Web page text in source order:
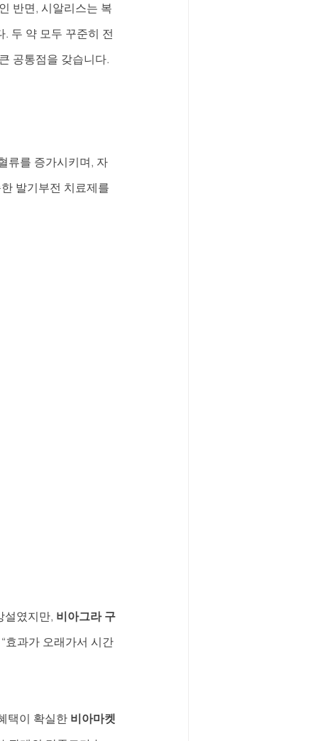
반면, 시알리스는 복
. 두 약 모두 꾸준히 전
공통점을 갖습니다.
류를 증가시키며, 자
발기부전 치료제를
설였지만, 비아그라 구
효과가 오래가서 시간
택이 확실한 비아마켓